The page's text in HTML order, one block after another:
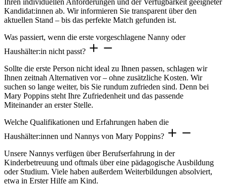
Ihren individuellen Anforderungen und der Verfügbarkeit geeigneter
Kandidat:innen ab. Wir informieren Sie transparent über den
aktuellen Stand – bis das perfekte Match gefunden ist.
Was passiert, wenn die erste vorgeschlagene Nanny oder
Haushälter:in nicht passt?
Sollte die erste Person nicht ideal zu Ihnen passen, schlagen wir
Ihnen zeitnah Alternativen vor – ohne zusätzliche Kosten. Wir
suchen so lange weiter, bis Sie rundum zufrieden sind. Denn bei
Mary Poppins steht Ihre Zufriedenheit und das passende
Miteinander an erster Stelle.
Welche Qualifikationen und Erfahrungen haben die
Haushälter:innen und Nannys von Mary Poppins?
Unsere Nannys verfügen über Berufserfahrung in der
Kinderbetreuung und oftmals über eine pädagogische Ausbildung
oder Studium. Viele haben außerdem Weiterbildungen absolviert,
etwa in Erster Hilfe am Kind.